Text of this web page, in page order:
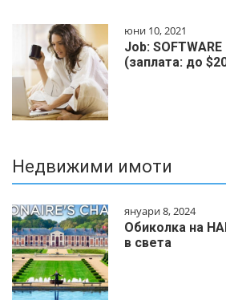
юни 10, 2021
Job: SOFTWARE
(заплата: до
Недвижими имоти
януари 8, 2024
Обиколка на
в света